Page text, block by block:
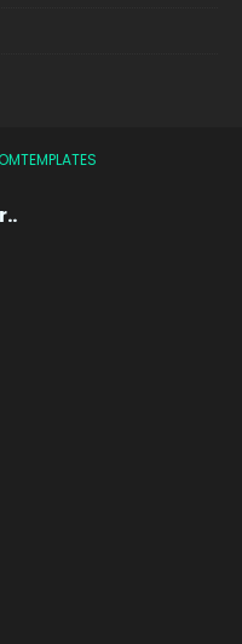
OMTEMPLATES